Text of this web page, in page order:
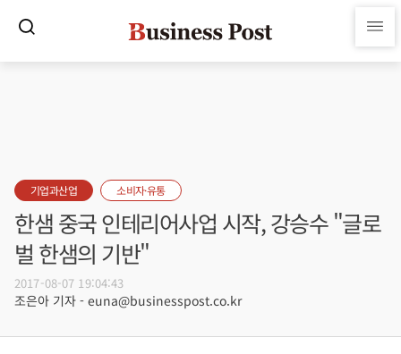
기업과산업 소비자·유통
한샘 중국 인테리어사업 시작, 강승수 "글로
벌 한샘의 기반"
2017-08-07 19:04:43
조은아 기자 - euna@businesspost.co.kr